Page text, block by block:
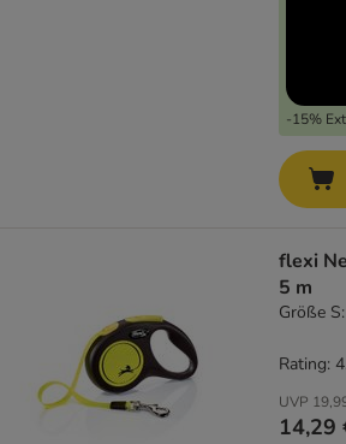
-15%
flexi
5 m
Größe
UVP
14,29
Rating: